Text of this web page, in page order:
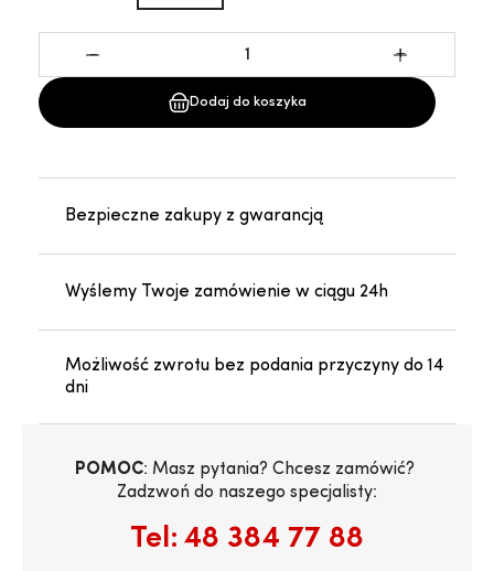
- +
Dodaj do koszyka
Bezpieczne zakupy z gwarancją
Wyślemy Twoje zamówienie w ciągu 24h
Możliwość zwrotu bez podania przyczyny do 14
dni
POMOC: Masz pytania? Chcesz zamówić?
Zadzwoń do naszego specjalisty:
Tel: 48 384 77 88